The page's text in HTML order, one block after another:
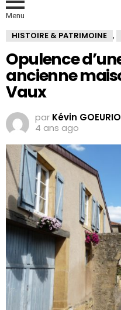
Menu
HISTOIRE & PATRIMOINE ,
Opulence
ancienne
Vaux
par Kévin
4 ans ago